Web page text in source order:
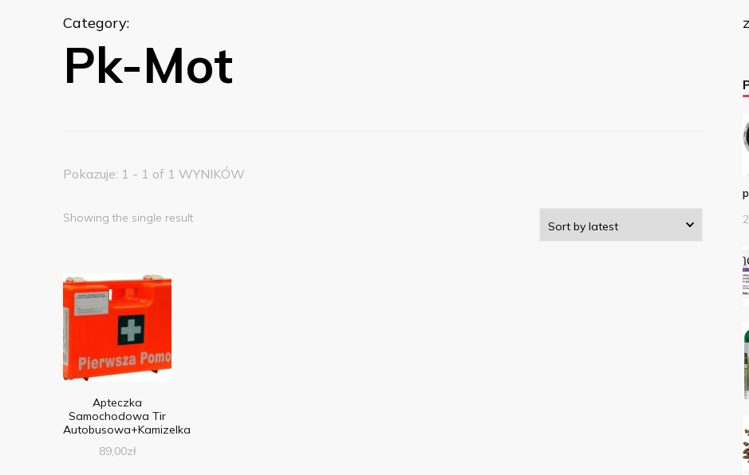
Category:
Pk-Mot
Pokazuje: 1 - 1 of 1 WYNIKÓW
Showing the single result
Apteczka
Samochodowa Tir
Autobusowa+Kamizelka
89,00zł